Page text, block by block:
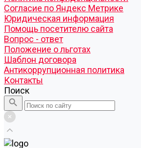
Согласие по Яндекс Метрике
Юридическая информация
Помощь посетителю сайта
Вопрос - ответ
Положение о льготах
Шаблон договора
Антикоррупционная политика
Контакты
Поиск